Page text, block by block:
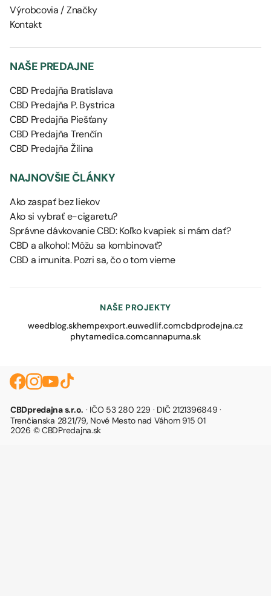
Výrobcovia / Značky
Kontakt
NAŠE PREDAJNE
CBD Predajňa Bratislava
CBD Predajňa P. Bystrica
CBD Predajňa Piešťany
CBD Predajňa Trenčín
CBD Predajňa Žilina
NAJNOVŠIE ČLÁNKY
Ako zaspať bez liekov
Ako si vybrať e-cigaretu?
Správne dávkovanie CBD: Koľko kvapiek si mám dať?
CBD a alkohol: Môžu sa kombinovať?
CBD a imunita. Pozri sa, čo o tom vieme
NAŠE PROJEKTY
weedblog.skhempexport.euwedlif.comcbdprodejna.cz
phytamedica.comcannapurna.sk
CBDpredajna s.r.o. · IČO 53 280 229 · DIČ 2121396849 ·
Trenčianska 2821/79, Nové Mesto nad Váhom 915 01
2026 © CBDPredajna.sk